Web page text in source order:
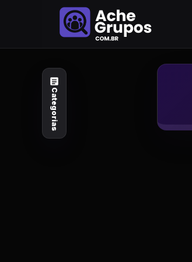
Explore por
assunto
Animais e Natureza
Arte e Design
Categorias